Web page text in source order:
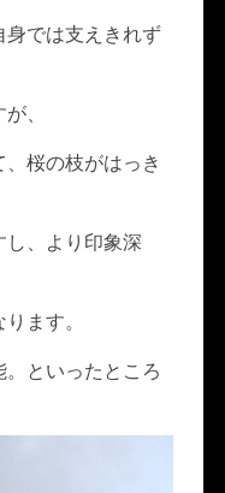
では支えきれず
、
桜の枝がはっき
、より印象深
ます。
といったところ